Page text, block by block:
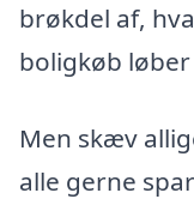
brøkdel af,
boligkøb løber
Men skæv
alle gerne